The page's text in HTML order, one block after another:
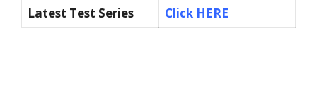
Latest Test Series Click HERE